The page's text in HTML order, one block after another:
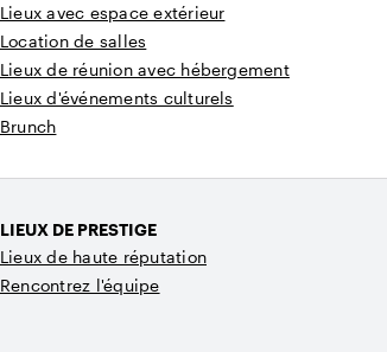
Lieux avec espace extérieur
Location de salles
Lieux de réunion avec hébergement
Lieux d'événements culturels
Brunch
LIEUX DE PRESTIGE
Lieux de haute réputation
Rencontrez l'équipe